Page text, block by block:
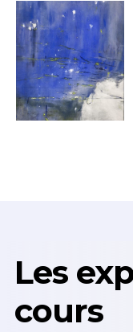
Les
cours